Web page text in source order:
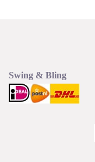
Swing & Bling